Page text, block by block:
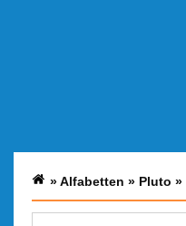
»Alfabetten » Pluto »